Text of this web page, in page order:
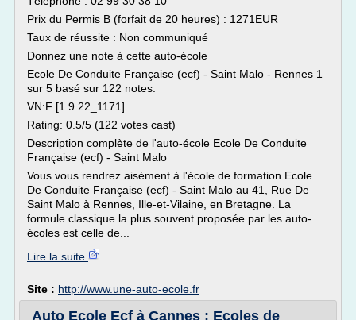
Prix du Permis B (forfait de 20 heures) : 1271EUR
Taux de réussite : Non communiqué
Donnez une note à cette auto-école
Ecole De Conduite Française (ecf) - Saint Malo - Rennes 1
sur 5 basé sur 122 notes.
VN:F [1.9.22_1171]
Rating: 0.5/5 (122 votes cast)
Description complète de l'auto-école Ecole De Conduite
Française (ecf) - Saint Malo
Vous vous rendrez aisément à l'école de formation Ecole
De Conduite Française (ecf) - Saint Malo au 41, Rue De
Saint Malo à Rennes, Ille-et-Vilaine, en Bretagne. La
formule classique la plus souvent proposée par les auto-
écoles est celle de...
Lire la suite
Site : http://www.une-auto-ecole.fr
Auto Ecole Ecf à Cannes : Ecoles de